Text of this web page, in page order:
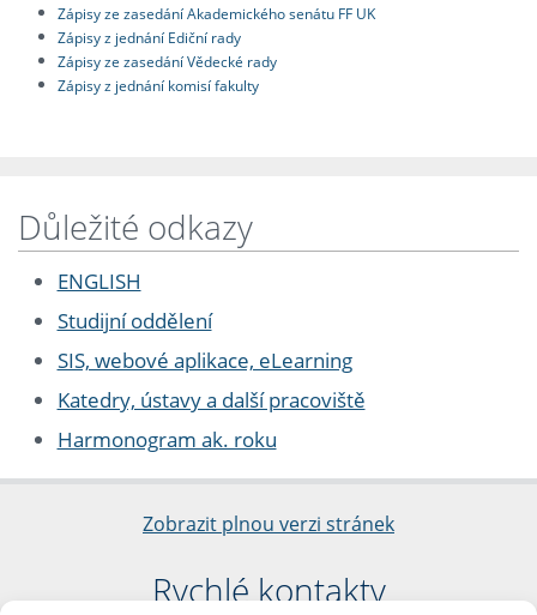
Zápisy ze zasedání Akademického senátu FF UK
Zápisy z jednání Ediční rady
Zápisy ze zasedání Vědecké rady
Zápisy z jednání komisí fakulty
Důležité odkazy
ENGLISH
Studijní oddělení
SIS, webové aplikace, eLearning
Katedry, ústavy a další pracoviště
Harmonogram ak. roku
Zobrazit plnou verzi stránek
Rychlé kontakty